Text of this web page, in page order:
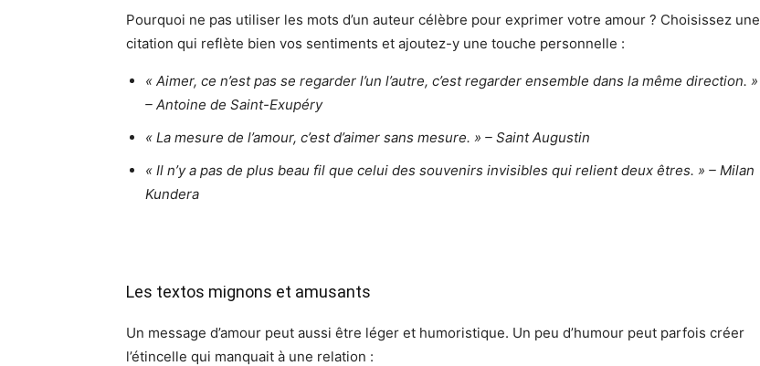
Pourquoi ne pas utiliser les mots d’un auteur célèbre pour exprimer votre amour ? Choisissez une
citation qui reflète bien vos sentiments et ajoutez-y une touche personnelle :
« Aimer, ce n’est pas se regarder l’un l’autre, c’est regarder ensemble dans la même direction. »
– Antoine de Saint-Exupéry
« La mesure de l’amour, c’est d’aimer sans mesure. » – Saint Augustin
« Il n’y a pas de plus beau fil que celui des souvenirs invisibles qui relient deux êtres. » – Milan
Kundera
Les textos mignons et amusants
Un message d’amour peut aussi être léger et humoristique. Un peu d’humour peut parfois créer
l’étincelle qui manquait à une relation :